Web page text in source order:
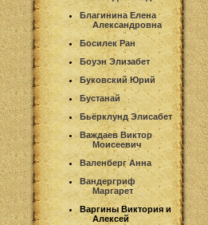
Благинина Елена
Александровна
Босилек Ран
Боуэн Элизабет
Буковский Юрий
Бустанай
Бьёрклунд Элисабет
Важдаев Виктор
Моисеевич
Валенберг Анна
Вандергриф
Маргарет
Варгины Виктория и
Алексей